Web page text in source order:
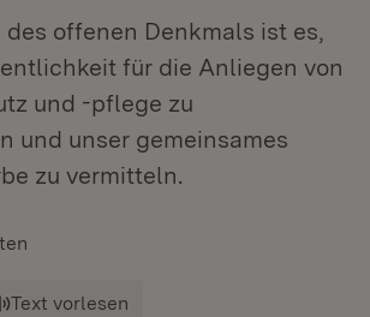
des offenen Denkmals ist es,
für die Anliegen von
und -pflege zu
und unser gemeinsames
zu vermitteln.
Text vorlesen